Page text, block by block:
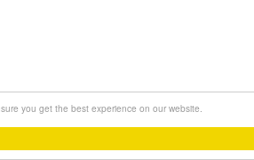
you get the best experience on our website.